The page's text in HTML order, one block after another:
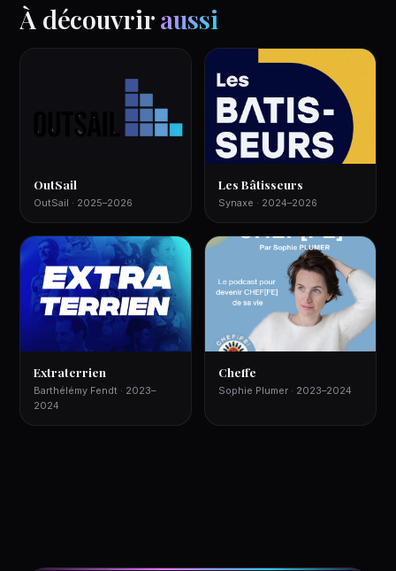
À découvriraussi
OutSail
OutSail · 2025–2026
Les Bâtisseurs
Synaxe · 2024–2026
Extraterrien
Barthélémy Fendt · 2023–
2024
Cheffe
Sophie Plumer · 2023–2024